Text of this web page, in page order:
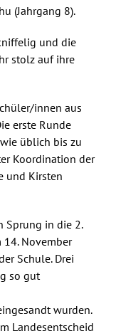
(Jahrgang 8).
und die
stolz auf ihre
innen aus
erste Runde
üblich bis zu
Koordination der
und Kirsten
Sprung in die 2.
November
Schule. Drei
so gut
wurden.
Landesentscheid